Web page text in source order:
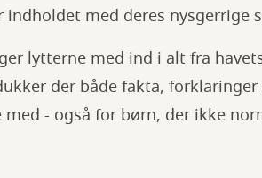
med deres nysgerrige
lytterne med ind i alt fra
der både fakta,
- også for børn, der ikke